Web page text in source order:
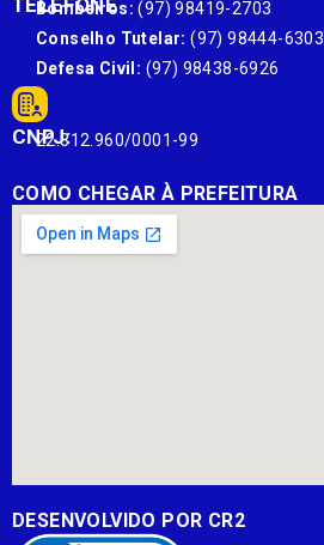
TELEFONE
Bombeiros: (97) 98419-2703
Conselho Tutelar: (97) 98444-6303
Defesa Civil: (97) 98438-6926
CNPJ:
22.812.960/0001-99
COMO CHEGAR À PREFEITURA
DESENVOLVIDO POR CR2